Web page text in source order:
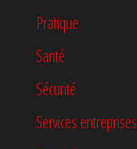
Pratique
Santé
Sécurité
Services entreprises